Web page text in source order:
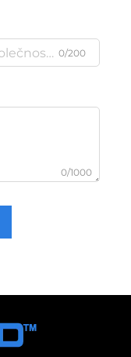
0/200
0/1000